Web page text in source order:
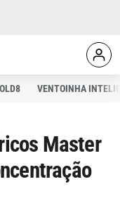
VENTOINHA
Master